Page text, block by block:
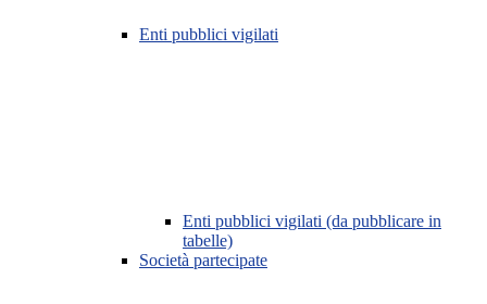
Enti pubblici vigilati
Enti pubblici vigilati (da pubblicare in
tabelle)
Società partecipate